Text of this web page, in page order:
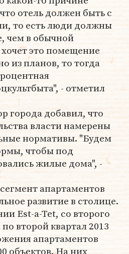
отель должен быть с
то есть люди должны
чем в обычной
это помещение
из планов, то тогда
- отметил
города добавил, что
власти намерены
нормативы. "Будем
чтобы под
жилые дома", -
апартаментов
развитие в столице.
Est-a-Tet, со второго
второй квартал 2013
апартаментов
объектов. На них